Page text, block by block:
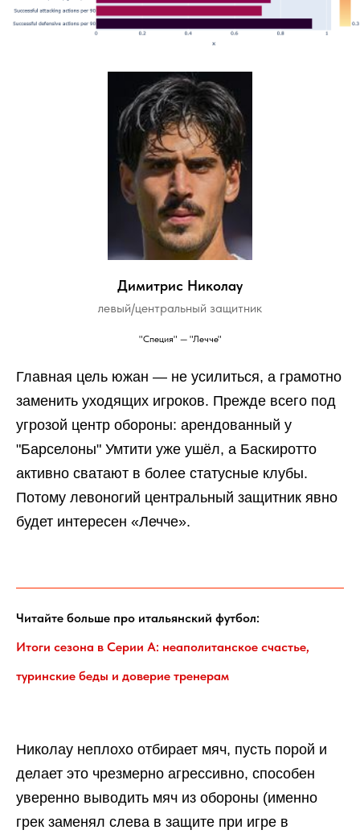
Димитрис Николау
левый/центральный защитник
"Специя" — "Лечче"
Главная цель южан — не усилиться, а грамотно
заменить уходящих игроков. Прежде всего под
угрозой центр обороны: арендованный у
"Барселоны" Умтити уже ушёл, а Баскиротто
активно сватают в более статусные клубы.
Потому левоногий центральный защитник явно
будет интересен «Лечче».
Читайте больше про итальянский футбол:
Итоги сезона в Серии А: неаполитанское счастье,
туринские беды и доверие тренерам
Николау неплохо отбирает мяч, пусть порой и
делает это чрезмерно агрессивно, способен
уверенно выводить мяч из обороны (именно
грек заменял слева в защите при игре в